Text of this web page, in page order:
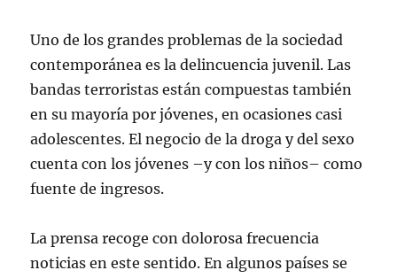
Uno de los grandes problemas de la sociedad
contemporánea es la delincuencia juvenil. Las
bandas terroristas están compuestas también
en su mayoría por jóvenes, en ocasiones casi
adolescentes. El negocio de la droga y del sexo
cuenta con los jóvenes –y con los niños– como
fuente de ingresos.
La prensa recoge con dolorosa frecuencia
noticias en este sentido. En algunos países se